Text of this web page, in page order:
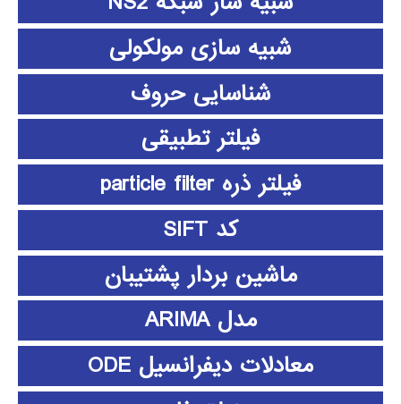
شبیه سازی مولکولی
شناسایی حروف
فیلتر تطبیقی
فیلتر ذره particle filter
کد SIFT
ماشین بردار پشتیبان
مدل ARIMA
معادلات دیفرانسیل ODE